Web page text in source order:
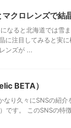
クロレンズで結
なると北海道では雪
に注目してみると実
ンズが ...
BETA）
り久々にSNSの紹介
です。 このSNSの特